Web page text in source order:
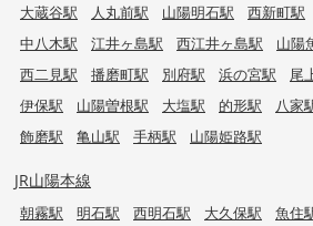
大蔵谷駅 人丸前駅 山陽明石駅 西新町駅
中八木駅
江井ヶ島駅 西江井ヶ島駅 山陽
西二見駅
播磨町駅 別府駅 浜の宮駅 尾
伊保駅
山陽曽根駅 大塩駅 的形駅 八家
飾磨駅
亀山駅 手柄駅 山陽姫路駅
JR山陽本線
朝霧駅 明石駅 西明石駅 大久保駅 魚住